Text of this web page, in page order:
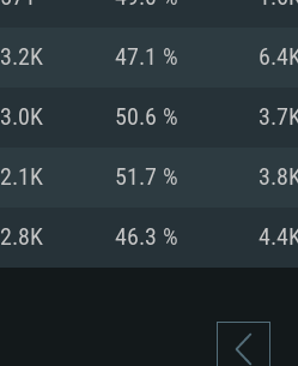
네트워크: 브로드밴
여유 저장 공간:
지원하는 AMD RX
3.2K 47.1 %
3.0K 50.6 %
2.1K 51.7 %
2.8K 46.3 %